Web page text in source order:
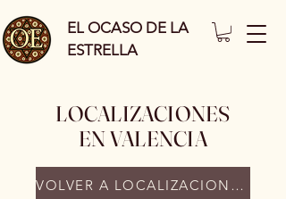
EL OCASO DE LA
ESTRELLA
LOCALIZACIONES
EN VALENCIA
VOLVER A LOCALIZACIONES